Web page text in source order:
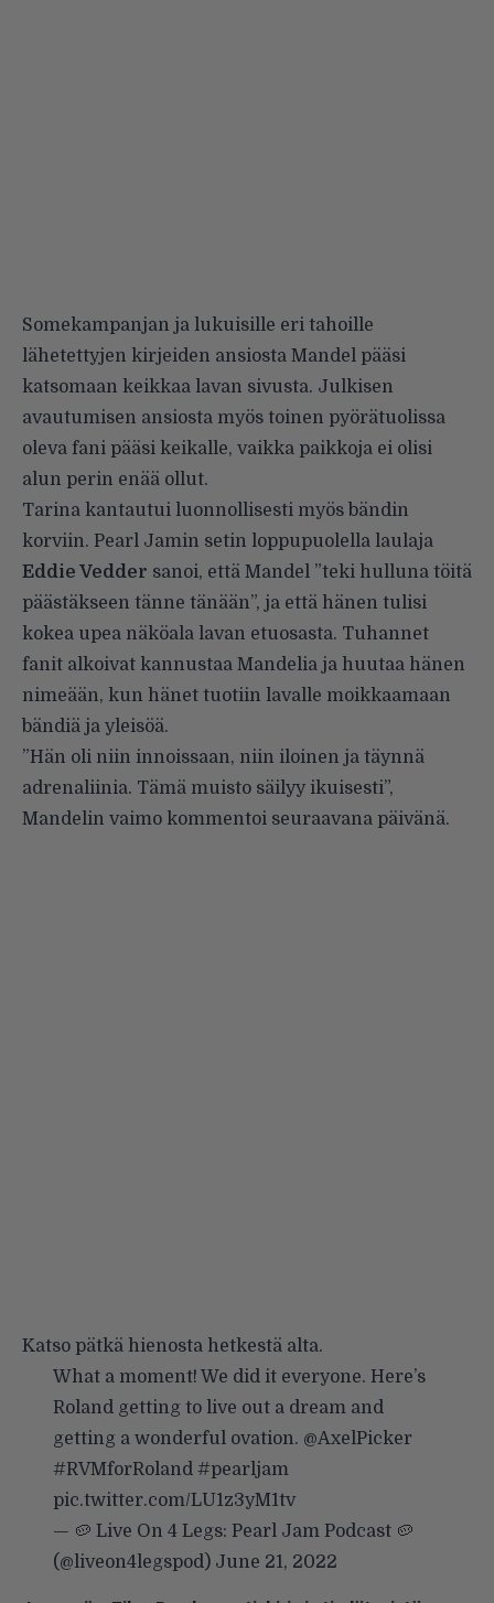
Somekampanjan ja lukuisille eri tahoille
lähetettyjen kirjeiden ansiosta Mandel pääsi
katsomaan keikkaa lavan sivusta. Julkisen
avautumisen ansiosta myös toinen pyörätuolissa
oleva fani pääsi keikalle, vaikka paikkoja ei olisi
alun perin enää ollut.
Tarina kantautui luonnollisesti myös bändin
korviin. Pearl Jamin setin loppupuolella laulaja
Eddie Vedder sanoi, että Mandel ”teki hulluna töitä
päästäkseen tänne tänään”, ja että hänen tulisi
kokea upea näköala lavan etuosasta. Tuhannet
fanit alkoivat kannustaa Mandelia ja huutaa hänen
nimeään, kun hänet tuotiin lavalle moikkaamaan
bändiä ja yleisöä.
”Hän oli niin innoissaan, niin iloinen ja täynnä
adrenaliinia. Tämä muisto säilyy ikuisesti”,
Mandelin vaimo kommentoi seuraavana päivänä.
Katso pätkä hienosta hetkestä alta.
What a moment! We did it everyone. Here’s
Roland getting to live out a dream and
getting a wonderful ovation. @AxelPicker
#RVMforRoland #pearljam
pic.twitter.com/LU1z3yM1tv
— 🥔 Live On 4 Legs: Pearl Jam Podcast 🥔
(@liveon4legspod) June 21, 2022